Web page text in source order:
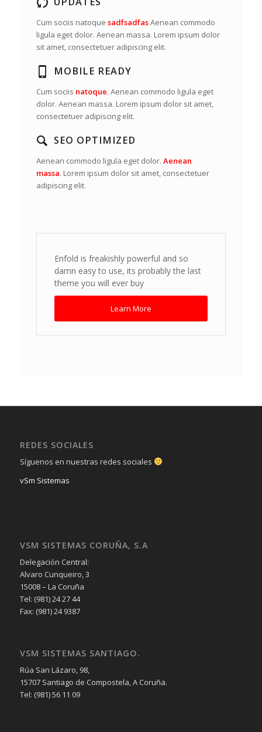
Cum sociis natoquesadfsadfasAenean commodo
ligula eget dolor. Aenean massa. Lorem ipsum dolor
sit amet, consectetuer adipiscing elit.
MOBILE READY
Cum sociis natoque. Aenean commodo ligula eget
dolor. Aenean massa. Lorem ipsum dolor sit amet,
consectetuer adipiscing elit.
SEO OPTIMIZED
Aenean commodo ligula eget dolor.Aenean
massa. Lorem ipsum dolor sit amet, consectetuer
adipiscing elit.
Enfold is freakishly powerful and so
damn easy to use, its probably the last
theme you will ever buy
Learn More
REDES SOCIALES
Síguenos en nuestras redes sociales
vSm Sistemas
VSM SISTEMAS CORUÑA, S.A
Delegación Central:
Alvaro Cunqueiro, 3
15008 – La Coruña
Tel: (981) 24 27 44
Fax: (981) 24 9387
VSM SISTEMAS SANTIAGO.
Rúa San Lázaro, 98,
15707 Santiago de Compostela, A Coruña.
Tel: (981) 56 11 09